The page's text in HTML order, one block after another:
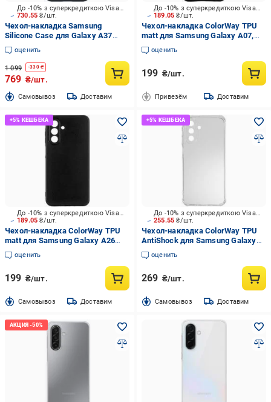
730.55₴/шт.
До -10% з суперкредиткою Visa Вигода
Чехол-накладка Samsung
Silicone Case для Galaxy A37
Black (EF-PA376CBEGWW)
оценить
1 099 -330₴
769 ₴/шт.
Cамовывоз Доставим
189.05₴/шт.
До -10% з суперкредиткою Visa Вигода
Чехол-накладка ColorWay TPU
matt для Samsung Galaxy A07,
черный (CW-CTMSGA075-BK)
оценить
199 ₴/шт.
Привезём Доставим
189.05₴/шт.
До -10% з суперкредиткою Visa Вигода
Чехол-накладка ColorWay TPU
matt для Samsung Galaxy A26
Black (CW-CTMSGA266-BK)
оценить
199 ₴/шт.
Cамовывоз Доставим
255.55₴/шт.
До -10% з суперкредиткою Visa Вигода
Чехол-накладка ColorWay TPU
AntiShock для Samsung Galaxy
A17, Clear (CW-CTASSGA175)
оценить
269 ₴/шт.
Cамовывоз Доставим